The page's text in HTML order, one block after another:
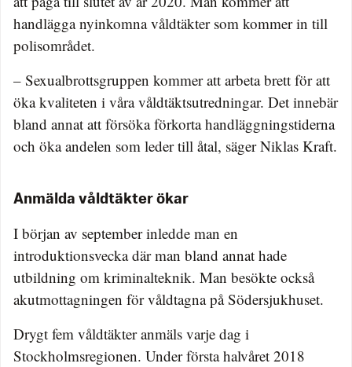
handlägga nyinkomna våldtäkter som kommer in till
polisområdet.
– Sexualbrottsgruppen kommer att arbeta brett för att
öka kvaliteten i våra våldtäktsutredningar. Det innebär
bland annat att försöka förkorta handläggningstiderna
och öka andelen som leder till åtal, säger Niklas Kraft.
Anmälda våldtäkter ökar
I början av september inledde man en
introduktionsvecka där man bland annat hade
utbildning om kriminalteknik. Man besökte också
akutmottagningen för våldtagna på Södersjukhuset.
Drygt fem våldtäkter anmäls varje dag i
Stockholmsregionen. Under första halvåret 2018